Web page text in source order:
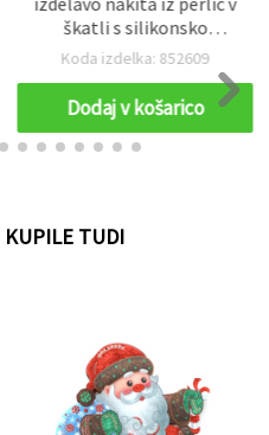
škatli s silikonsko
elastiko in dodatki –
Koda izdelka: 852609
Dodaj v košarico
KUPILE TUDI